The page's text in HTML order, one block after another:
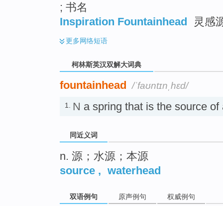
; 书名
Inspiration Fountainhead
灵感
更多网络短语
柯林斯英汉双解大词典
fountainhead /ˈfaʊntɪnˌhɛd/
1. N a spring that is the source
同近义词
n. 源；水源；本源
source , waterhead
双语例句 原声例句 权威例句